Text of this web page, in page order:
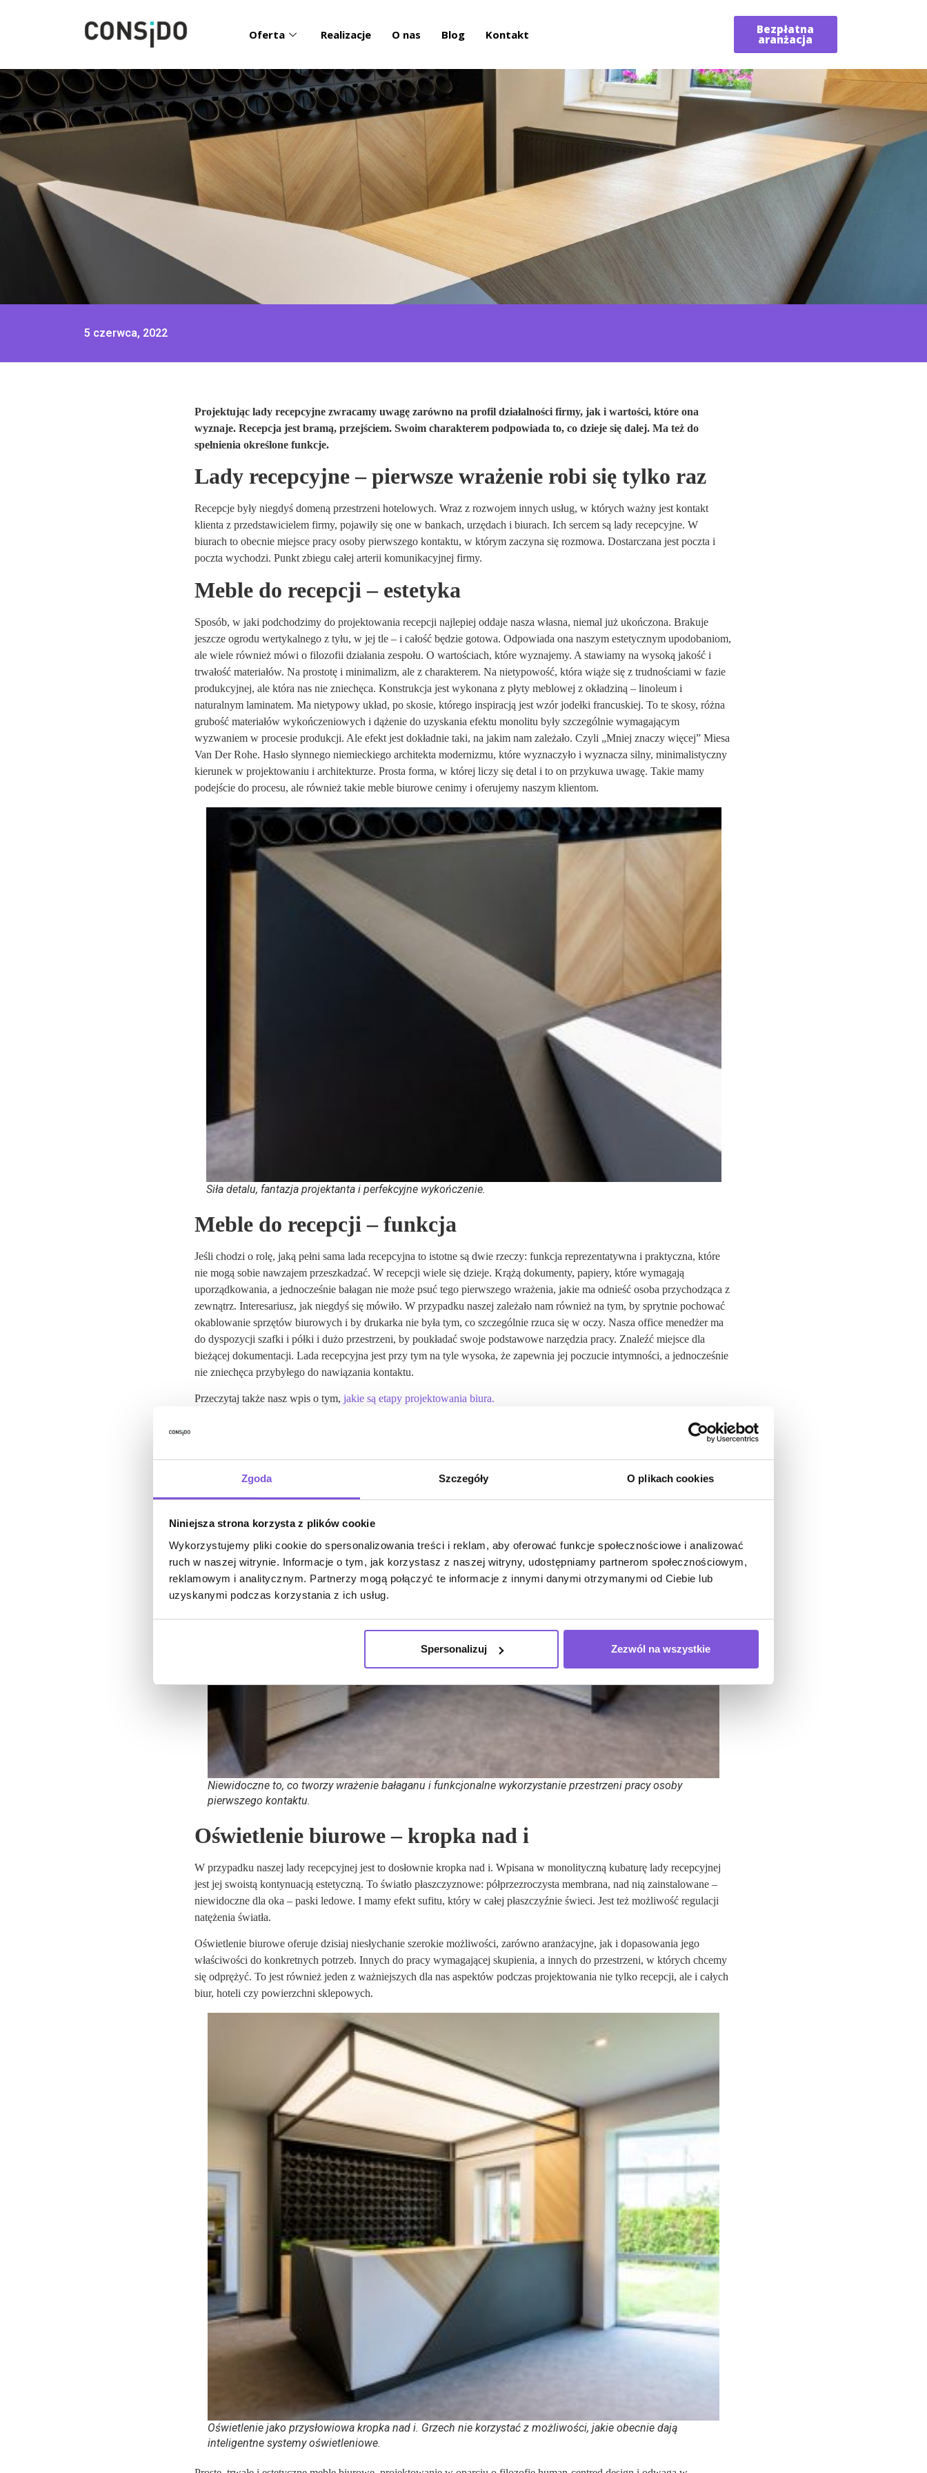
Zgoda Szczegóły O plikach cookies
Niniejsza strona korzysta z plików cookie
Wykorzystujemy pliki cookie do spersonalizowania treści i reklam, aby oferować funkcje społecznościowe i analizować
ruch w naszej witrynie. Informacje o tym, jak korzystasz z naszej witryny, udostępniamy partnerom społecznościowym,
reklamowym i analitycznym. Partnerzy mogą połączyć te informacje z innymi danymi otrzymanymi od Ciebie lub
uzyskanymi podczas korzystania z ich usług.
Spersonalizuj Zezwól na wszystkie
Oferta Realizacje O nas Blog Kontakt Bezpłatna
aranżacja
5 czerwca, 2022
Projektując lady recepcyjne zwracamy uwagę zarówno na profil działalności firmy, jak i wartości, które ona
wyznaje. Recepcja jest bramą, przejściem. Swoim charakterem podpowiada to, co dzieje się dalej. Ma też do
spełnienia określone funkcje.
Lady recepcyjne – pierwsze wrażenie robi się tylko raz
Recepcje były niegdyś domeną przestrzeni hotelowych. Wraz z rozwojem innych usług, w których ważny jest kontakt
klienta z przedstawicielem firmy, pojawiły się one w bankach, urzędach i biurach. Ich sercem są lady recepcyjne. W
biurach to obecnie miejsce pracy osoby pierwszego kontaktu, w którym zaczyna się rozmowa. Dostarczana jest poczta i
poczta wychodzi. Punkt zbiegu całej arterii komunikacyjnej firmy.
Meble do recepcji – estetyka
Sposób, w jaki podchodzimy do projektowania recepcji najlepiej oddaje nasza własna, niemal już ukończona. Brakuje
jeszcze ogrodu wertykalnego z tyłu, w jej tle – i całość będzie gotowa. Odpowiada ona naszym estetycznym upodobaniom,
ale wiele również mówi o filozofii działania zespołu. O wartościach, które wyznajemy. A stawiamy na wysoką jakość i
trwałość materiałów. Na prostotę i minimalizm, ale z charakterem. Na nietypowość, która wiąże się z trudnościami w fazie
produkcyjnej, ale która nas nie zniechęca. Konstrukcja jest wykonana z płyty meblowej z okładziną – linoleum i
naturalnym laminatem. Ma nietypowy układ, po skosie, którego inspiracją jest wzór jodełki francuskiej. To te skosy, różna
grubość materiałów wykończeniowych i dążenie do uzyskania efektu monolitu były szczególnie wymagającym
wyzwaniem w procesie produkcji. Ale efekt jest dokładnie taki, na jakim nam zależało. Czyli „Mniej znaczy więcej” Miesa
Van Der Rohe. Hasło słynnego niemieckiego architekta modernizmu, które wyznaczyło i wyznacza silny, minimalistyczny
kierunek w projektowaniu i architekturze. Prosta forma, w której liczy się detal i to on przykuwa uwagę. Takie mamy
podejście do procesu, ale również takie meble biurowe cenimy i oferujemy naszym klientom.
Siła detalu, fantazja projektanta i perfekcyjne wykończenie.
Meble do recepcji – funkcja
Jeśli chodzi o rolę, jaką pełni sama lada recepcyjna to istotne są dwie rzeczy: funkcja reprezentatywna i praktyczna, które
nie mogą sobie nawzajem przeszkadzać. W recepcji wiele się dzieje. Krążą dokumenty, papiery, które wymagają
uporządkowania, a jednocześnie bałagan nie może psuć tego pierwszego wrażenia, jakie ma odnieść osoba przychodząca z
zewnątrz. Interesariusz, jak niegdyś się mówiło. W przypadku naszej zależało nam również na tym, by sprytnie pochować
okablowanie sprzętów biurowych i by drukarka nie była tym, co szczególnie rzuca się w oczy. Nasza office menedżer ma
do dyspozycji szafki i półki i dużo przestrzeni, by poukładać swoje podstawowe narzędzia pracy. Znaleźć miejsce dla
bieżącej dokumentacji. Lada recepcyjna jest przy tym na tyle wysoka, że zapewnia jej poczucie intymności, a jednocześnie
nie zniechęca przybyłego do nawiązania kontaktu.
Przeczytaj także nasz wpis o tym, jakie są etapy projektowania biura.
Niewidoczne to, co tworzy wrażenie bałaganu i funkcjonalne wykorzystanie przestrzeni pracy osoby
pierwszego kontaktu.
Oświetlenie biurowe – kropka nad i
W przypadku naszej lady recepcyjnej jest to dosłownie kropka nad i. Wpisana w monolityczną kubaturę lady recepcyjnej
jest jej swoistą kontynuacją estetyczną. To światło płaszczyznowe: półprzezroczysta membrana, nad nią zainstalowane –
niewidoczne dla oka – paski ledowe. I mamy efekt sufitu, który w całej płaszczyźnie świeci. Jest też możliwość regulacji
natężenia światła.
Oświetlenie biurowe oferuje dzisiaj niesłychanie szerokie możliwości, zarówno aranżacyjne, jak i dopasowania jego
właściwości do konkretnych potrzeb. Innych do pracy wymagającej skupienia, a innych do przestrzeni, w których chcemy
się odprężyć. To jest również jeden z ważniejszych dla nas aspektów podczas projektowania nie tylko recepcji, ale i całych
biur, hoteli czy powierzchni sklepowych.
Oświetlenie jako przysłowiowa kropka nad i. Grzech nie korzystać z możliwości, jakie obecnie dają
inteligentne systemy oświetleniowe.